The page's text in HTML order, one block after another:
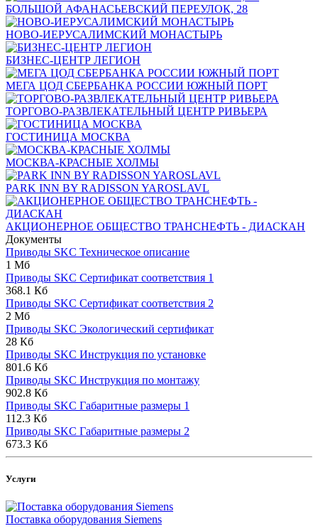
БОЛЬШОЙ АФАНАСЬЕВСКИЙ ПЕРЕУЛОК, 28
НОВО-ИЕРУСАЛИМСКИЙ МОНАСТЫРЬ
БИЗНЕС-ЦЕНТР ЛЕГИОН
МЕГА ЦОД СБЕРБАНКА РОССИИ ЮЖНЫЙ ПОРТ
ТОРГОВО-РАЗВЛЕКАТЕЛЬНЫЙ ЦЕНТР РИВЬЕРА
ГОСТИНИЦА МОСКВА
МОСКВА-КРАСНЫЕ ХОЛМЫ
PARK INN BY RADISSON YAROSLAVL
АКЦИОНЕРНОЕ ОБЩЕСТВО ТРАНСНЕФТЬ - ДИАСКАН
Документы
Приводы SKC Техническое описание
1 Мб
Приводы SKC Сертификат соответствия 1
368.1 Кб
Приводы SKC Сертификат соответствия 2
2 Мб
Приводы SKC Экологический сертификат
28 Кб
Приводы SKC Инструкция по установке
801.6 Кб
Приводы SKC Инструкция по монтажу
902.8 Кб
Приводы SKC Габаритные размеры 1
112.3 Кб
Приводы SKC Габаритные размеры 2
673.3 Кб
Услуги
Поставка оборудования Siemens